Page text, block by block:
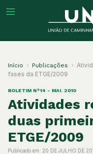
Início Publicações
fases da ETGE/2009
BOLETIM N°14 - MAI. 2010
Atividades
duas
ETGE/2009
Publicado em: 20 DE JULHO DE